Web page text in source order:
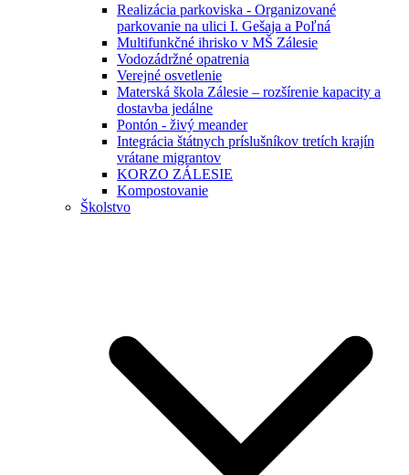
Realizácia parkoviska - Organizované
parkovanie na ulici I. Gešaja a Poľná
Multifunkčné ihrisko v MŠ Zálesie
Vodozádržné opatrenia
Verejné osvetlenie
Materská škola Zálesie – rozšírenie kapacity a
dostavba jedálne
Pontón - živý meander
Integrácia štátnych príslušníkov tretích krajín
vrátane migrantov
KORZO ZÁLESIE
Kompostovanie
Školstvo